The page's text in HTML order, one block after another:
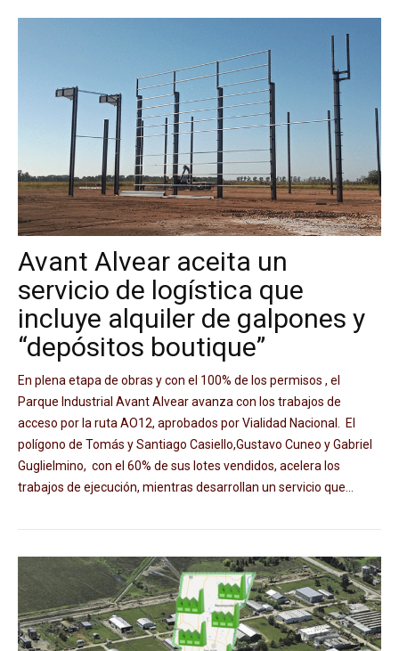
Avant Alvear aceita un
servicio de logística que
incluye alquiler de galpones y
“depósitos boutique”
En plena etapa de obras y con el 100% de los permisos , el
Parque Industrial Avant Alvear avanza con los trabajos de
acceso por la ruta AO12, aprobados por Vialidad Nacional. El
polígono de Tomás y Santiago Casiello,Gustavo Cuneo y Gabriel
Guglielmino, con el 60% de sus lotes vendidos, acelera los
trabajos de ejecución, mientras desarrollan un servicio que...